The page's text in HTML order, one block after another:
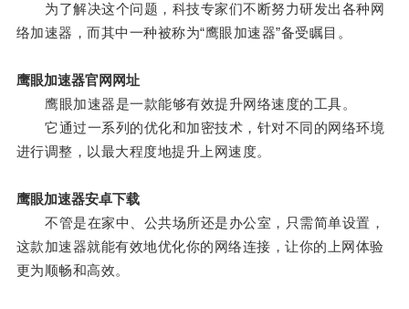
为了解决这个问题，科技专家们不断努力研发出各种网
络加速器，而其中一种被称为“鹰眼加速器”备受瞩目。
鹰眼加速器官网网址
鹰眼加速器是一款能够有效提升网络速度的工具。
它通过一系列的优化和加密技术，针对不同的网络环境
进行调整，以最大程度地提升上网速度。
鹰眼加速器安卓下载
不管是在家中、公共场所还是办公室，只需简单设置，
这款加速器就能有效地优化你的网络连接，让你的上网体验
更为顺畅和高效。